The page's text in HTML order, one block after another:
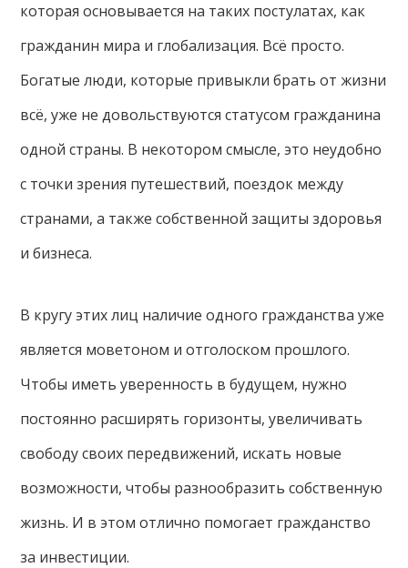
которая основывается на таких постулатах, как
гражданин мира и глобализация. Всё просто.
Богатые люди, которые привыкли брать от жизни
всё, уже не довольствуются статусом гражданина
одной страны. В некотором смысле, это неудобно
с точки зрения путешествий, поездок между
странами, а также собственной защиты здоровья
и бизнеса.
В кругу этих лиц наличие одного гражданства уже
является моветоном и отголоском прошлого.
Чтобы иметь уверенность в будущем, нужно
постоянно расширять горизонты, увеличивать
свободу своих передвижений, искать новые
возможности, чтобы разнообразить собственную
жизнь. И в этом отлично помогает гражданство
за инвестиции.